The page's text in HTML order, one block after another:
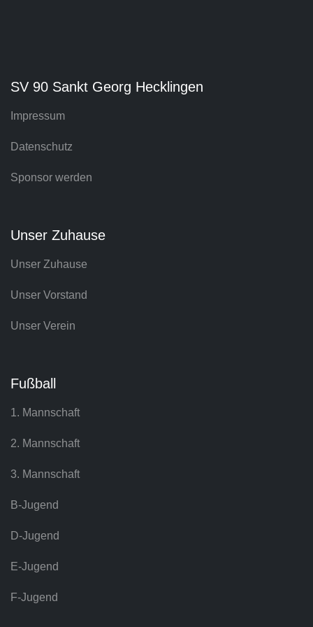
SV 90 Sankt Georg Hecklingen
Impressum
Datenschutz
Sponsor werden
Unser Zuhause
Unser Zuhause
Unser Vorstand
Unser Verein
Fußball
1. Mannschaft
2. Mannschaft
3. Mannschaft
B-Jugend
D-Jugend
E-Jugend
F-Jugend